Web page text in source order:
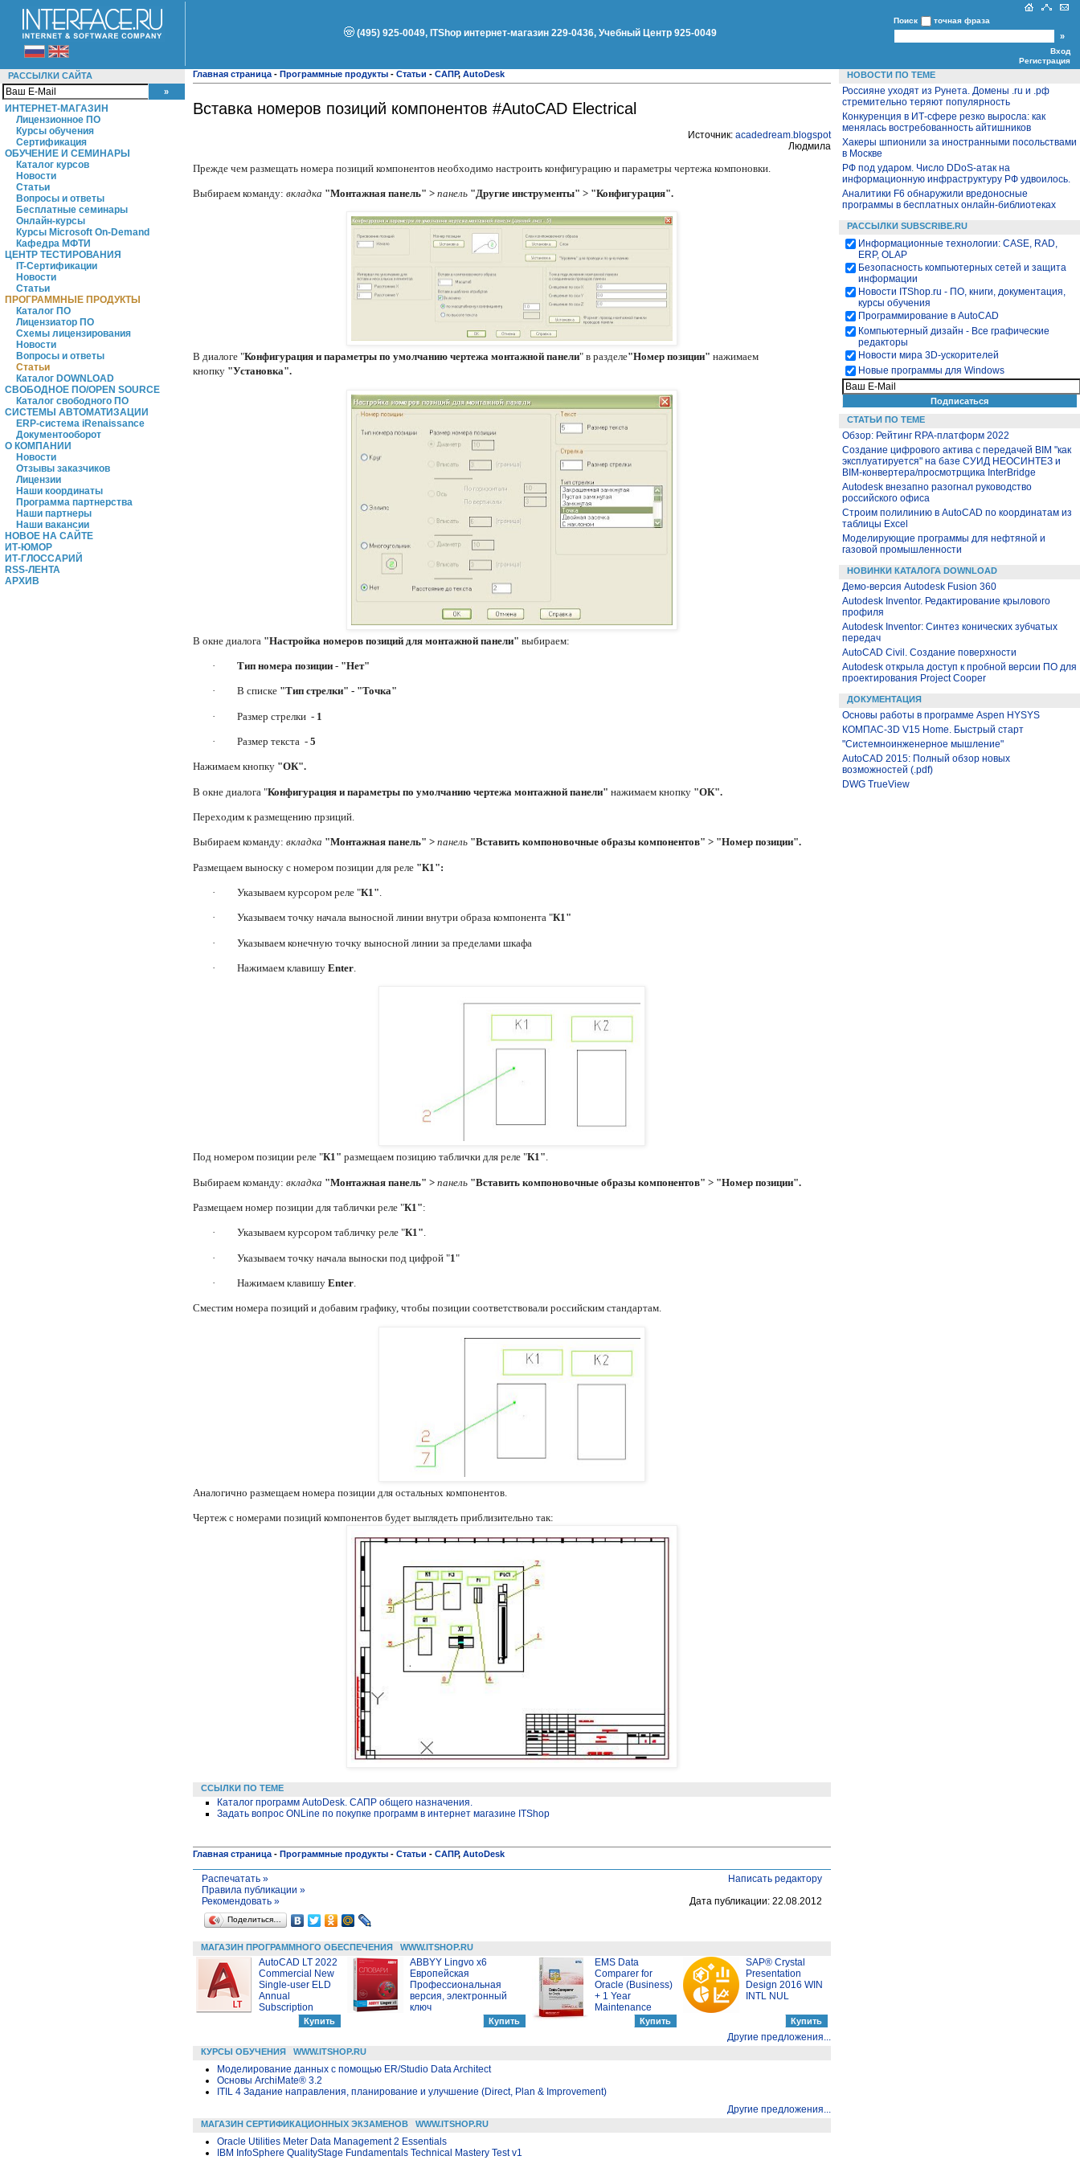
(495) 925-0049, ITShop интернет-магазин 229-0436, Учебный Центр 925-0049
Поиск точная фраза
Вход
Регистрация
РАССЫЛКИ САЙТА
ИНТЕРНЕТ-МАГАЗИН
Лицензионное ПО
Курсы обучения
Сертификация
ОБУЧЕНИЕ И СЕМИНАРЫ
Каталог курсов
Новости
Статьи
Вопросы и ответы
Бесплатные семинары
Онлайн-курсы
Курсы Microsoft On-Demand
Кафедра МФТИ
ЦЕНТР ТЕСТИРОВАНИЯ
IT-Сертификации
Новости
Статьи
ПРОГРАММНЫЕ ПРОДУКТЫ
Каталог ПО
Лицензиатор ПО
Схемы лицензирования
Новости
Вопросы и ответы
Статьи
Каталог DOWNLOAD
СВОБОДНОЕ ПО/OPEN SOURCE
Каталог свободного ПО
СИСТЕМЫ АВТОМАТИЗАЦИИ
ERP-система iRenaissance
Документооборот
О КОМПАНИИ
Новости
Отзывы заказчиков
Лицензии
Наши координаты
Программа партнерства
Наши партнеры
Наши вакансии
НОВОЕ НА САЙТЕ
ИТ-ЮМОР
ИТ-ГЛОССАРИЙ
RSS-ЛЕНТА
АРХИВ
Главная страница - Программные продукты - Статьи - САПР, AutoDesk
Вставка номеров позиций компонентов #AutoCAD Electrical
Источник: acadedream .blogspot
Людмила
Прежде чем размещать номера позиций компонентов необходимо настроить конфигурацию и параметры чертежа компоновки.
Выбираем команду: вкладка "Монтажная панель" > панель "Другие инструменты" > "Конфигурация".
В диалоге "Конфигурация и параметры по умолчанию чертежа монтажной панели" в разделе"Номер позиции" нажимаем
кнопку "Установка".
В окне диалога "Настройка номеров позиций для монтажной панели" выбираем:
· Тип номера позиции - "Нет"
· В списке "Тип стрелки" - "Точка"
· Размер стрелки - 1
· Размер текста - 5
Нажимаем кнопку "ОК".
В окне диалога "Конфигурация и параметры по умолчанию чертежа монтажной панели" нажимаем кнопку "ОК".
Переходим к размещению прзиций.
Выбираем команду: вкладка "Монтажная панель" > панель "Вставить компоновочные образы компонентов" > "Номер позиции".
Размещаем выноску с номером позиции для реле "К1":
· Указываем курсором реле "К1".
· Указываем точку начала выносной линии внутри образа компонента "К1"
· Указываем конечную точку выносной линии за пределами шкафа
· Нажимаем клавишу Enter.
Под номером позиции реле "К1" размещаем позицию таблички для реле "К1".
Выбираем команду: вкладка "Монтажная панель" > панель "Вставить компоновочные образы компонентов" > "Номер позиции".
Размещаем номер позиции для таблички реле "К1":
· Указываем курсором табличку реле "К1".
· Указываем точку начала выноски под цифрой "1"
· Нажимаем клавишу Enter.
Сместим номера позиций и добавим графику, чтобы позиции соответствовали российским стандартам.
Аналогично размещаем номера позиции для остальных компонентов.
Чертеж с номерами позиций компонентов будет выглядеть приблизительно так:
ССЫЛКИ ПО ТЕМЕ
Каталог программ AutoDesk. САПР общего назначения.
Задать вопрос ONLine по покупке программ в интернет магазине ITShop
Главная страница - Программные продукты - Статьи - САПР, AutoDesk
Распечатать »
Правила публикации »
Написать редактору
Рекомендовать »
Дата публикации: 22.08.2012
Поделиться…
МАГАЗИН ПРОГРАММНОГО ОБЕСПЕЧЕНИЯ WWW.ITSHOP.RU
AutoCAD LT 2022
Commercial New
Single-user ELD
Annual
Subscription
ABBYY Lingvo x6
Европейская
Профессиональная
версия, электронный
ключ
EMS Data
Comparer for
Oracle (Business)
+ 1 Year
Maintenance
SAP® Crystal
Presentation
Design 2016 WIN
INTL NUL
Другие предложения...
КУРСЫ ОБУЧЕНИЯ WWW.ITSHOP.RU
Моделирование данных с помощью ER/Studio Data Architect
Основы ArchiMate® 3.2
ITIL 4 Задание направления, планирование и улучшение (Direct, Plan & Improvement)
Другие предложения...
МАГАЗИН СЕРТИФИКАЦИОННЫХ ЭКЗАМЕНОВ WWW.ITSHOP.RU
Oracle Utilities Meter Data Management 2 Essentials
IBM InfoSphere QualityStage Fundamentals Technical Mastery Test v1
НОВОСТИ ПО ТЕМЕ
Россияне уходят из Рунета. Домены .ru и .рф
стремительно теряют популярность
Конкуренция в ИТ-сфере резко выросла: как
менялась востребованность айтишников
Хакеры шпионили за иностранными посольствами
в Москве
РФ под ударом. Число DDoS-атак на
информационную инфраструктуру РФ удвоилось.
Аналитики F6 обнаружили вредоносные
программы в бесплатных онлайн-библиотеках
РАССЫЛКИ SUBSCRIBE.RU
Информационные технологии: CASE, RAD,
ERP, OLAP
Безопасность компьютерных сетей и защита
информации
Новости ITShop.ru - ПО, книги, документация,
курсы обучения
Программирование в AutoCAD
Компьютерный дизайн - Все графические
редакторы
Новости мира 3D-ускорителей
Новые программы для Windows
СТАТЬИ ПО ТЕМЕ
Обзор: Рейтинг RPA-платформ 2022
Создание цифрового актива с передачей BIM "как
эксплуатируется" на базе СУИД НЕОСИНТЕЗ и
BIM-конвертера/просмотрщика InterBridge
Autodesk внезапно разогнал руководство
российского офиса
Строим полилинию в AutoCAD по координатам из
таблицы Excel
Моделирующие программы для нефтяной и
газовой промышленности
НОВИНКИ КАТАЛОГА DOWNLOAD
Демо-версия Autodesk Fusion 360
Autodesk Inventor. Редактирование крылового
профиля
Autodesk Inventor: Синтез конических зубчатых
передач
AutoCAD Civil. Создание поверхности
Autodesk открыла доступ к пробной версии ПО для
проектирования Project Cooper
ДОКУМЕНТАЦИЯ
Основы работы в программе Aspen HYSYS
КОМПАС-3D V15 Home. Быстрый старт
"Системноинженерное мышление"
AutoCAD 2015: Полный обзор новых
возможностей (.pdf)
DWG TrueView